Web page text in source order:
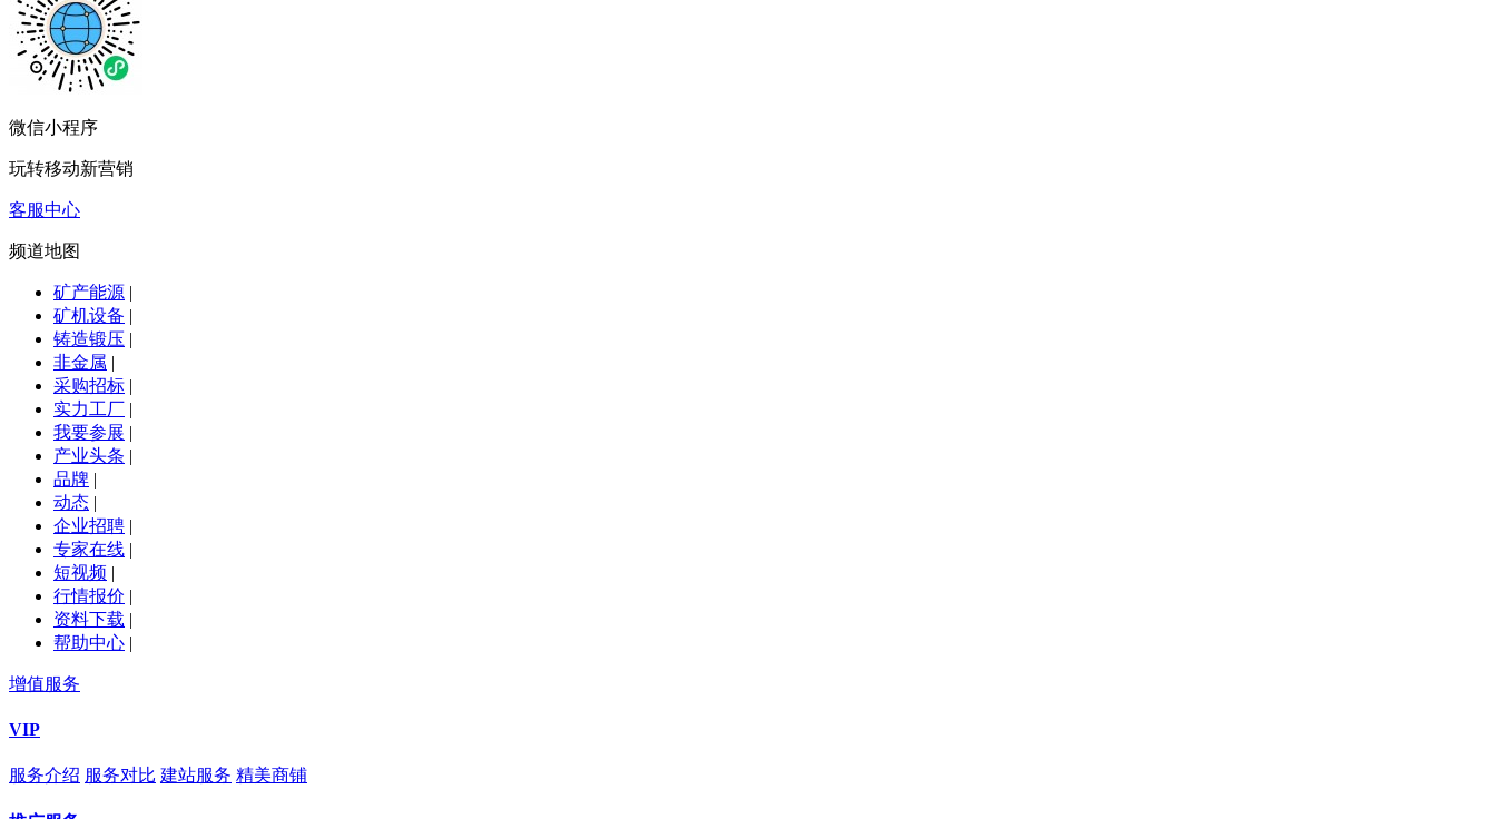
微信小程序
玩转移动新营销
客服中心
频道地图
矿产能源 |
矿机设备 |
铸造锻压 |
非金属 |
采购招标 |
实力工厂 |
我要参展 |
产业头条 |
品牌 |
动态 |
企业招聘 |
专家在线 |
短视频 |
行情报价 |
资料下载 |
帮助中心 |
增值服务
VIP
服务介绍 服务对比 建站服务 精美商铺